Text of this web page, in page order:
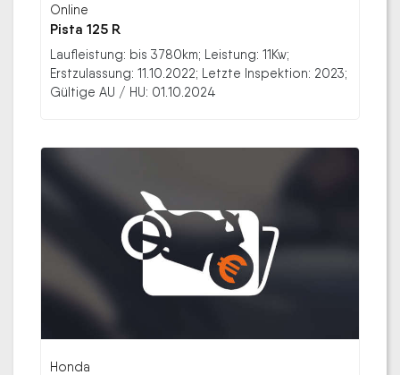
Online
Pista 125 R
Laufleistung: bis 3780km; Leistung: 11Kw;
Erstzulassung: 11.10.2022; Letzte Inspektion: 2023;
Gültige AU / HU: 01.10.2024
Honda